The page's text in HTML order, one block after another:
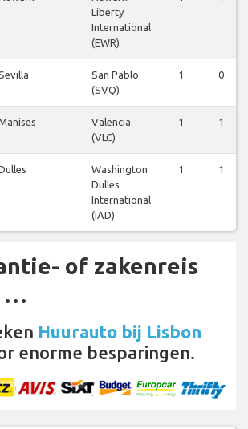
Liberty
International
(EWR)
San Pablo
(SVQ)
1 0
Valencia
(VLC)
1 1
Washington
Dulles
International
(IAD)
1 1
of zakenreis
…
Huurauto bij Lisbon
enorme besparingen.